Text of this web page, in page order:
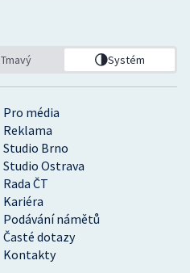
Pro média
Reklama
Studio Brno
Studio Ostrava
Rada ČT
Kariéra
Podávání námětů
Časté dotazy
Kontakty
Tmavý Systém